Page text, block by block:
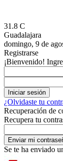
31.8 C
Guadalajara
domingo, 9 de
Registrarse
¡Bienvenido!
¿Olvidaste tu
Recuperación de
Recupera tu
Se te ha enviado